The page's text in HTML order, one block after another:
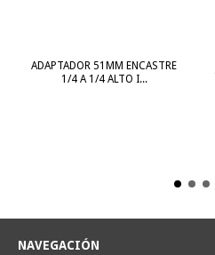
ADAPTADOR 51MM ENCASTRE
1/4 A 1/4 ALTO I...
NAVEGACIÓN